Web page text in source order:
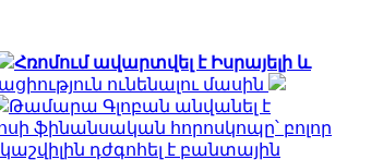
Հռոմում ավարտվել է Իսրայելի և
ունենալու մասին
Թամարա Գլոբան անվանել է
ֆինանսական հորոսկոպը՝ բոլոր
դժգոհել է բանտային